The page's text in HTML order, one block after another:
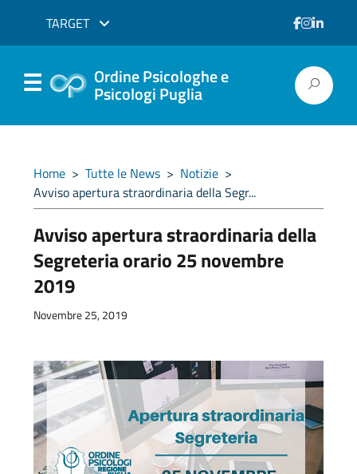
TARGET
Ordine Psicologhe e
Psicologi Puglia
Home > Tutte le News > Notizie >
Avviso apertura straordinaria della Segr...
Avviso apertura straordinaria della
Segreteria orario 25 novembre
2019
Novembre 25, 2019